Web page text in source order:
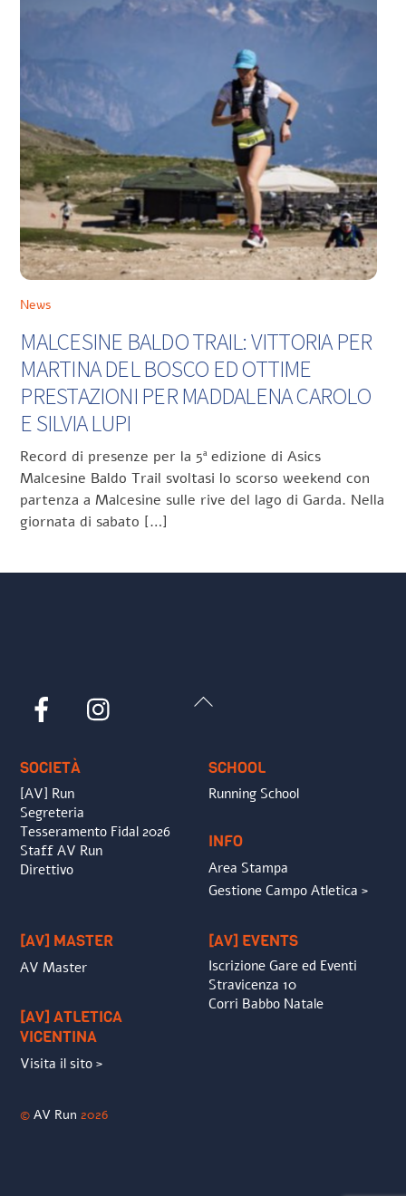
News
MALCESINE BALDO TRAIL: VITTORIA PER
MARTINA DEL BOSCO ED OTTIME
PRESTAZIONI PER MADDALENA CAROLO
E SILVIA LUPI
Record di presenze per la 5ª edizione di Asics
Malcesine Baldo Trail svoltasi lo scorso weekend con
partenza a Malcesine sulle rive del lago di Garda. Nella
giornata di sabato […]
Back
Facebook
SOCIETÀ
[AV] Run
Segreteria
Tesseramento Fidal 2026
Staff AV Run
Direttivo
SCHOOL
Running School
INFO
Area Stampa
Gestione Campo Atletica >
[AV] MASTER
AV Master
[AV] ATLETICA
VICENTINA
Visita il sito >
[AV] EVENTS
Iscrizione Gare ed Eventi
Stravicenza 10
Corri Babbo Natale
©AV Run 2026